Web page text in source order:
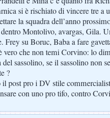
si è rischiato di vincere tre a
la squadra dell’anno
Montolivo, avargas, Gila.
Frey su Boruc, Baba a fare
vero che non temi Corvino: lo
del sassolino, se il sassolino non
?
il post pro i DV stile
con uno pro tifo, contro